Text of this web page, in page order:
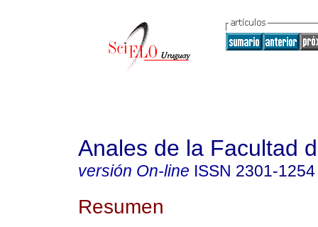
Anales de la Facultad
versión On-line ISSN 2301-1254
Resumen